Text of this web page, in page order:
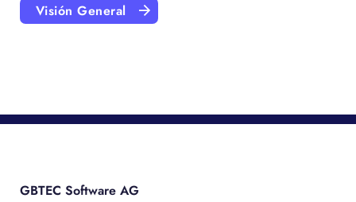
Visión General
GBTEC Software AG